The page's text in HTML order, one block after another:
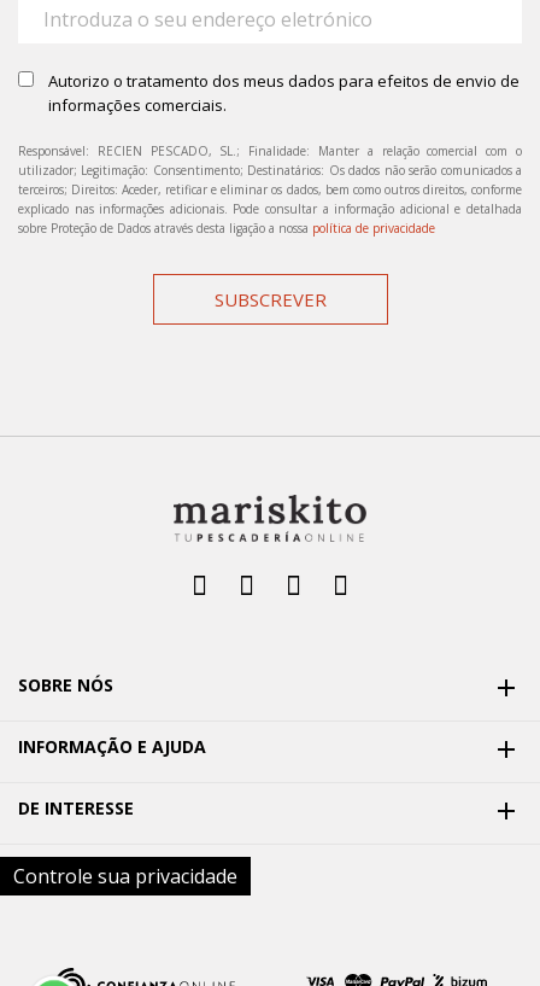
Autorizo o tratamento dos meus dados para efeitos de envio de
informações comerciais.
Responsável: RECIEN PESCADO, SL.; Finalidade: Manter a relação comercial com o
utilizador; Legitimação: Consentimento; Destinatários: Os dados não serão comunicados a
terceiros; Direitos: Aceder, retificar e eliminar os dados, bem como outros direitos, conforme
explicado nas informações adicionais. Pode consultar a informação adicional e detalhada
sobre Proteção de Dados através desta ligação a nossa política de privacidade
SUBSCREVER
SOBRE NÓS 
INFORMAÇÃO E AJUDA 
DE INTERESSE 
Controle sua privacidade